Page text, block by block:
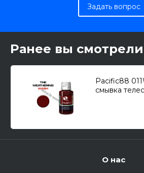
Задать вопрос
Ранее вы смотрели
Pacific88
смывка
О нас